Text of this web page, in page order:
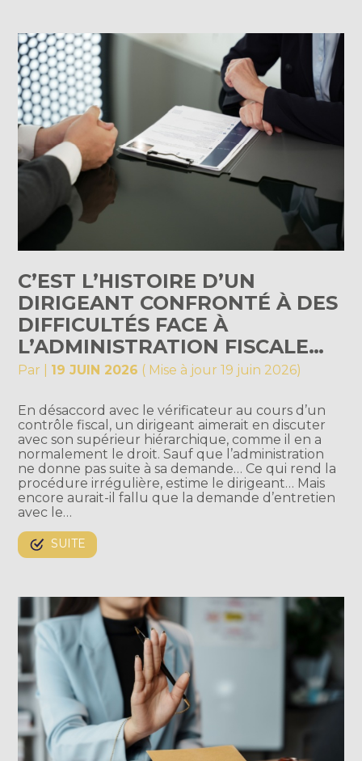
C’EST L’HISTOIRE D’UN
DIRIGEANT CONFRONTÉ À DES
DIFFICULTÉS FACE À
L’ADMINISTRATION FISCALE…
Par 19 JUIN 2026 ( Mise à jour 19 juin 2026)
En désaccord avec le vérificateur au cours d’un
contrôle fiscal, un dirigeant aimerait en discuter
avec son supérieur hiérarchique, comme il en a
normalement le droit. Sauf que l’administration
ne donne pas suite à sa demande… Ce qui rend la
procédure irrégulière, estime le dirigeant… Mais
encore aurait-il fallu que la demande d’entretien
avec le…
SUITE